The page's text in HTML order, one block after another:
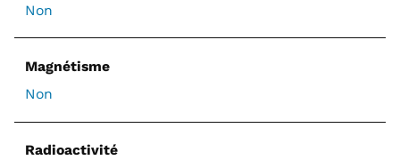
Non
Magnétisme
Non
Radioactivité